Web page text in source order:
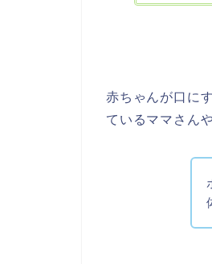
赤ちゃんが口に
ているママさん